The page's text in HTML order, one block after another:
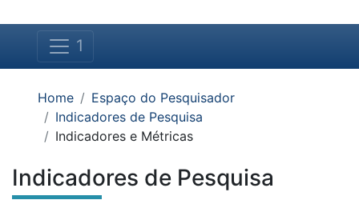
1
Home
Espaço do Pesquisador
Indicadores de Pesquisa
Indicadores e Métricas
Conteúdo do site
Você está na área:
Indicadores de Pesquisa